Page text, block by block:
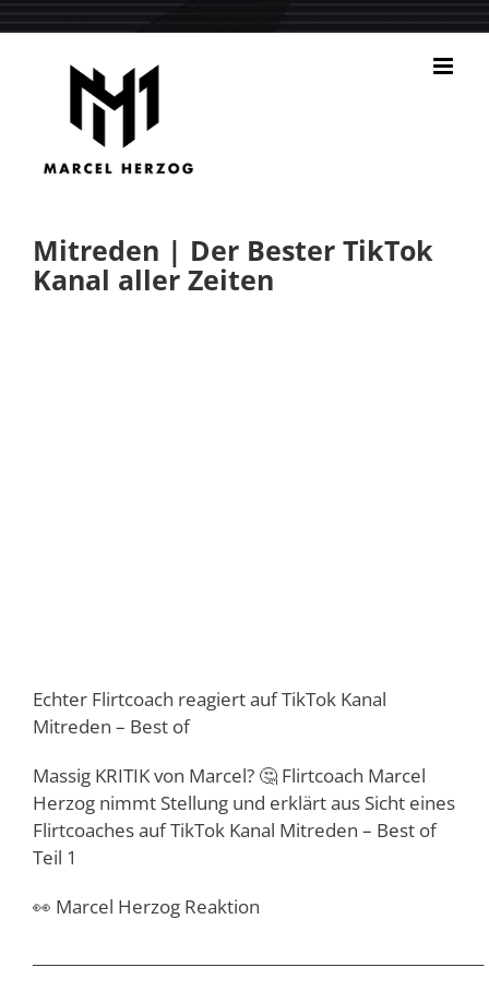
Mitreden | Der Bester TikTok
Kanal aller Zeiten
Echter Flirtcoach reagiert auf TikTok Kanal
Mitreden – Best of
Massig KRITIK von Marcel? 🤔 Flirtcoach Marcel
Herzog nimmt Stellung und erklärt aus Sicht eines
Flirtcoaches auf TikTok Kanal Mitreden – Best of
Teil 1
👀 Marcel Herzog Reaktion